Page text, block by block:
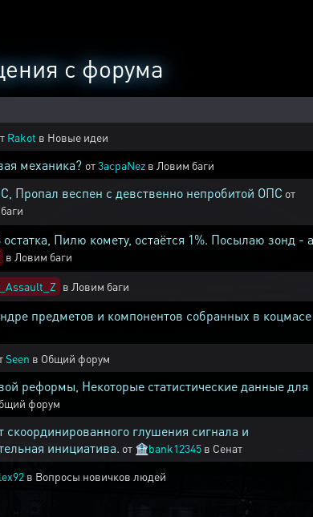
с форума
Rakot в Новые идеи
механика? от3acpaNez в Ловим баги
Пропал веспен с девственно непробитой ОПС от
Пилю комету, остаётся 1%. Посылаю зонд - а
в Ловим баги
в Ловим баги
предметов и компонентов собранных в коцмасе
Seen в Общий форум
реформы, Некоторые статистические данные для
форум
скоординированного глушения сигнала и
инициатива. от 🏦bank12345 в Сенат
в Вопросы новичков людей